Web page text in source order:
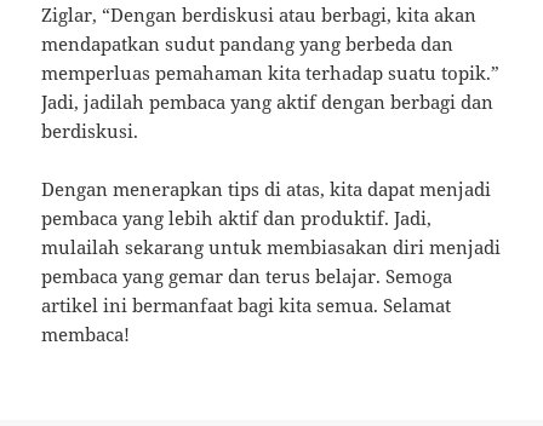
Ziglar, “Dengan berdiskusi atau berbagi, kita akan
mendapatkan sudut pandang yang berbeda dan
memperluas pemahaman kita terhadap suatu topik.”
Jadi, jadilah pembaca yang aktif dengan berbagi dan
berdiskusi.
Dengan menerapkan tips di atas, kita dapat menjadi
pembaca yang lebih aktif dan produktif. Jadi,
mulailah sekarang untuk membiasakan diri menjadi
pembaca yang gemar dan terus belajar. Semoga
artikel ini bermanfaat bagi kita semua. Selamat
membaca!